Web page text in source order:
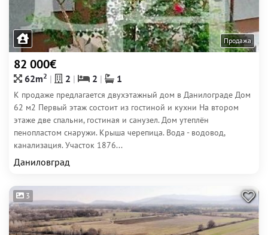
Продажа
82 000€
62m2 2 2 1
К продаже предлагается двухэтажный дом в Данилограде Дом
62 м2 Первый этаж состоит из гостиной и кухни На втором
этаже две спальни, гостиная и санузел. Дом утеплён
пенопластом снаружи. Крыша черепица. Вода - водовод,
канализация. Участок 1876...
Даниловград
3